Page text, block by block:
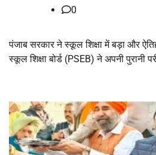
0
पंजाब सरकार ने स्कूल शिक्षा में बड़ा और
स्कूल शिक्षा बोर्ड (PSEB) ने अपनी पुरानी